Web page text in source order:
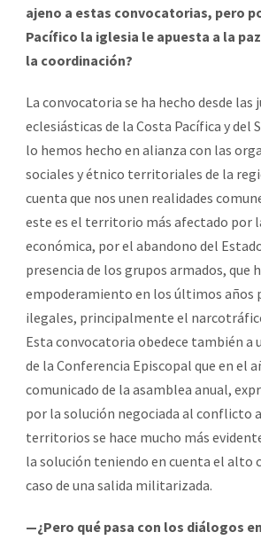
ajeno a estas convocatorias, pero
Pacífico la iglesia le apuesta a la
la coordinación?
La convocatoria se ha hecho desde las
eclesiásticas de la Costa Pacífica y del
lo hemos hecho en alianza con las
sociales y étnico territoriales de la
cuenta que nos unen realidades
este es el territorio más afectado por
económica, por el abandono del
presencia de los grupos armados, que
empoderamiento en los últimos años
ilegales, principalmente el
Esta convocatoria obedece también
de la Conferencia Episcopal que en el
comunicado de la asamblea anual,
por la solución negociada al conflicto
territorios se hace mucho más
la solución teniendo en cuenta el alto
caso de una salida militarizada.
—¿Pero qué pasa con los diálogos